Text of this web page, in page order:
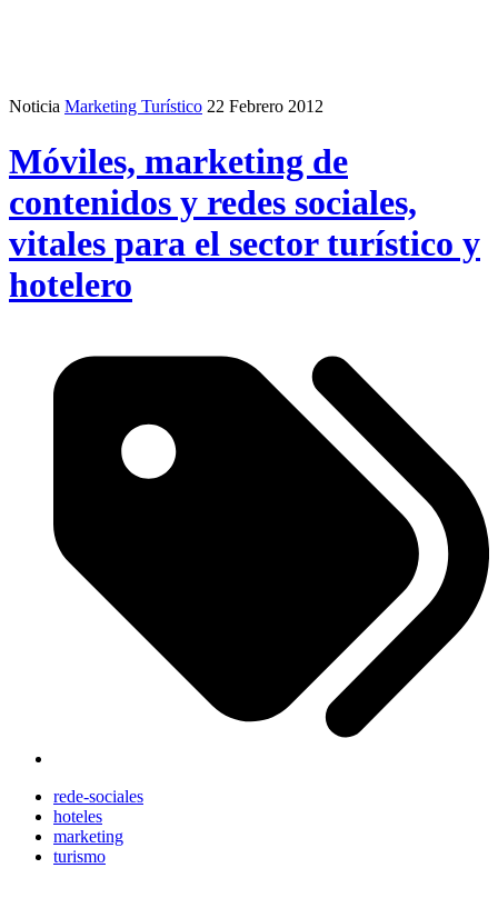
Noticia Marketing Turístico 22 Febrero 2012
Móviles, marketing de
contenidos y redes sociales,
vitales para el sector turístico y
hotelero
rede-sociales
hoteles
marketing
turismo